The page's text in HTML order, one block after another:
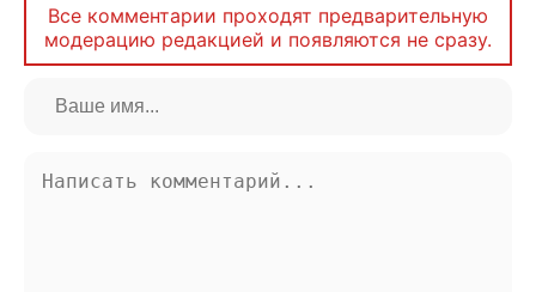
Все комментарии проходят предварительную
модерацию редакцией и появляются не сразу.